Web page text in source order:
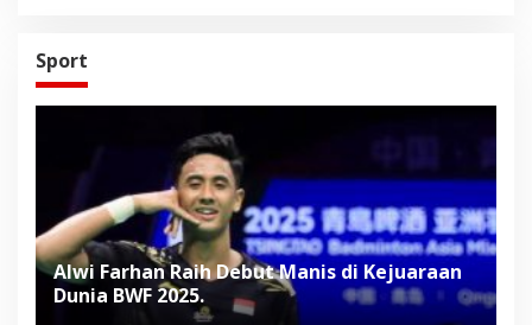
Sport
Alwi Farhan Raih Debut Manis di Kejuaraan
Dunia BWF 2025.